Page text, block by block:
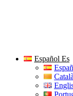
Español Es